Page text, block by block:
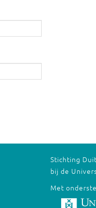
Stichting
bij de
Met